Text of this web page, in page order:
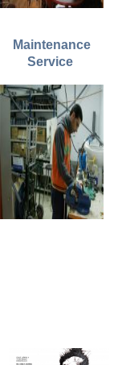
Maintenance
Service